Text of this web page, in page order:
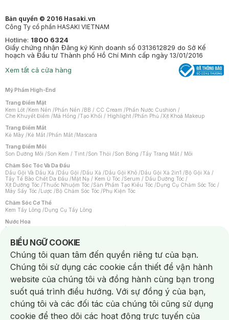
Bản quyền © 2016 Hasaki.vn
Công Ty cổ phần HASAKI VIETNAM
Hotline: 1800 6324
Giấy chứng nhận Đăng ký Kinh doanh số 0313612829 do Sở Kế
hoạch và Đầu tư Thành phố Hồ Chí Minh cấp ngày 13/01/2016
Xem tất cả cửa hàng
Mỹ Phẩm High-End
Trang Điểm Mặt
Kem Lót /Kem Nền /Phấn Nền /BB / CC Cream /Phấn Nước Cushion /
Che Khuyết Điểm /Má Hồng /Tạo Khối / Highlight /Phấn Phủ /Xịt Khoá Makeup
Trang Điểm Mắt
Kẻ Mày /Kẻ Mắt /Phấn Mắt /Mascara
Trang Điểm Môi
Son Dưỡng Môi /Son Kem / Tint /Son Thỏi /Son Bóng /Tẩy Trang Mắt / Môi
Chăm Sóc Tóc Và Da Đầu
Dầu Gội Và Dầu Xả /Dầu Gội /Dầu Xả /Dầu Gội Khô /Dầu Gội Xả 2in1 /Bộ Gội Xả /
Tẩy Tế Bào Chết Da Đầu /Mặt Nạ / Kem Ủ Tóc /Serum / Dầu Dưỡng Tóc /
Xịt Dưỡng Tóc /Thuốc Nhuộm Tóc /Sản Phẩm Tạo Kiểu Tóc /Dụng Cụ Chăm Sóc Tóc /
Máy Sấy Tóc /Lược /Bộ Chăm Sóc Tóc /Phụ Kiện Tóc
Chăm Sóc Cơ Thể
Kem Tẩy Lông /Dụng Cụ Tẩy Lông
Nước Hoa
Nước Hoa Nữ
Chăm Sóc Cá Nhân
Chống Muỗi /Khẩu Trang /Máy Massage/Mặt Nạ Xông Hơi /Nước Rửa Tay/
Sản Phẩm Chăm Sóc Khác /Bàn Chải Đánh Răng /Bàn Chải Điện/
Hỗ Trợ Trắng Răng/Kem Đánh Răng /Máy Tăm Nước/ Nước Súc Miệng/
Tăm / Chỉ Nha Khoa/ Xịt Thơm Miệng / Dung Dịch Vệ Sinh/Dưỡng Vùng Kín/
Khăn Ướt Vệ Sinh Vùng Kín/Băng Vệ Sinh/Tampon/Bọt Cạo Râu /Dao Cạo Râu/
Máy Cạo Râu
Vấn Đề Về Da
Da Dầu / Lỗ Chân Lông To/ Da Khô / Mất Nước/ Da Lão Hóa/ Da Mụn/
Da Nhạy Cảm / Kích Ứng
Da Xỉn Màu Thâm / Nám / Tàn Nhang
Quầng Thâm & Bọng Mắt /Sẹo /Viêm Da Cơ Địa
BIỂU NGỮ COOKIE
Notice about cookies usage
Chúng tôi quan tâm đến quyền riêng tư của bạn.
Chúng tôi sử dụng các cookie cần thiết để vận hành
website của chúng tôi và đồng hành cùng bạn trong
suốt quá trình điều hướng. Với sự đồng ý của bạn,
chúng tôi và các đối tác của chúng tôi cũng sử dụng
cookie để theo dõi các hoạt động trực tuyến của